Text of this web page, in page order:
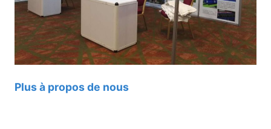
Plus à propos de nous